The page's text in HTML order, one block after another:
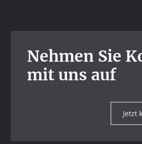
Nehmen Sie
mit uns auf
Jetzt